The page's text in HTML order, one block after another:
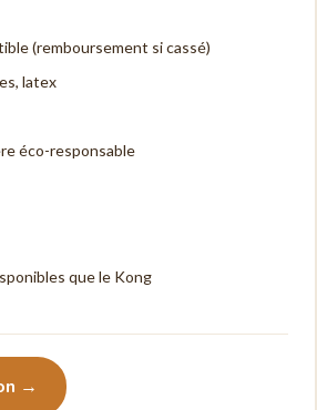
(remboursement si cassé)
latex
éco-responsable
que le Kong
→